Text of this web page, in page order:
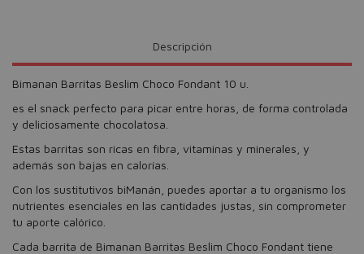
Descripción
Bimanan Barritas Beslim Choco Fondant 10 u.
es el snack perfecto para picar entre horas, de forma controlada
y deliciosamente chocolatosa.
Estas barritas son ricas en fibra, vitaminas y minerales, y
además son bajas en calorías.
Con los sustitutivos biManán, puedes aportar a tu organismo los
nutrientes esenciales en las cantidades justas, sin comprometer
tu aporte calórico.
Cada barrita de Bimanan Barritas Beslim Choco Fondant tiene